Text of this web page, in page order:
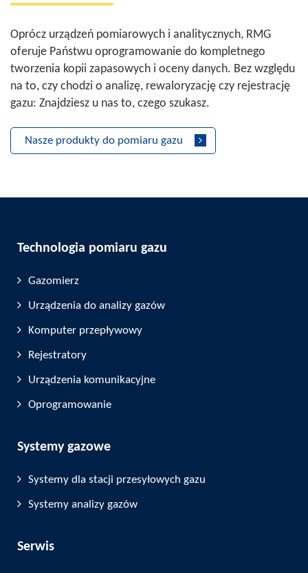
Oprócz urządzeń pomiarowych i analitycznych, RMG
oferuje Państwu oprogramowanie do kompletnego
tworzenia kopii zapasowych i oceny danych. Bez względu
na to, czy chodzi o analizę, rewaloryzację czy rejestrację
gazu: Znajdziesz u nas to, czego szukasz.
Nasze produkty do pomiaru gazu
Technologia pomiaru gazu
Gazomierz
Urządzenia do analizy gazów
Komputer przepływowy
Rejestratory
Urządzenia komunikacyjne
Oprogramowanie
Systemy gazowe
Systemy dla stacji przesyłowych gazu
Systemy analizy gazów
Serwis